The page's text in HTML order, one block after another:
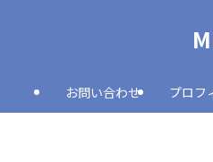
お問い合わせ プロフ